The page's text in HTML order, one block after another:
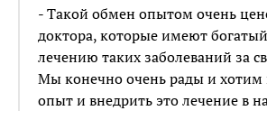
- Такой обмен опытом очень
доктора, которые имеют
лечению таких заболеваний за
Мы конечно очень рады и хотим
опыт и внедрить это лечение в